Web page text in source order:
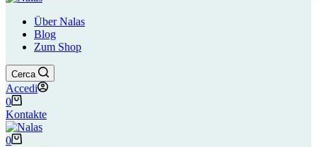
Über Nalas
Blog
Zum Shop
Cerca
Accedi
Carrello
0
Kontakte
Carrello
0